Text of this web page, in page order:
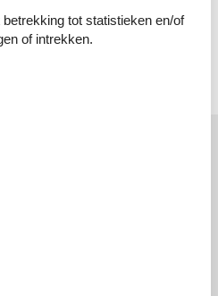
water, Douche
tot statistieken en/of
of intrekken.